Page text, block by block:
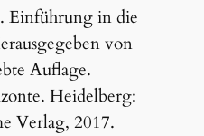
Einführung in die
von
Auflage.
Heidelberg:
Verlag, 2017.